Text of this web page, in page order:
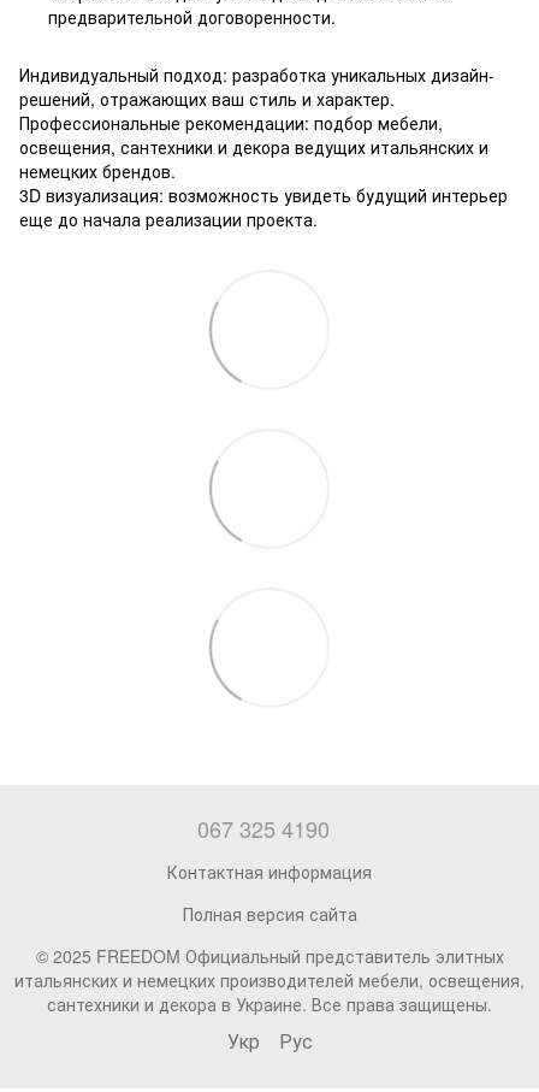
предварительной договоренности.
Индивидуальный подход: разработка уникальных дизайн-
решений, отражающих ваш стиль и характер.
Профессиональные рекомендации: подбор мебели,
освещения, сантехники и декора ведущих итальянских и
немецких брендов.
3D визуализация: возможность увидеть будущий интерьер
еще до начала реализации проекта.
067 325 4190
Контактная информация
Полная версия сайта
© 2025 FREEDOM Официальный представитель элитных
итальянских и немецких производителей мебели, освещения,
сантехники и декора в Украине. Все права защищены.
Укр Рус